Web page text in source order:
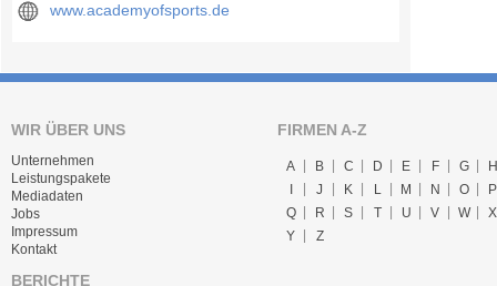
www.academyofsports.de
WIR ÜBER UNS
Unternehmen
Leistungspakete
Mediadaten
Jobs
Impressum
Kontakt
BERICHTE
FIRMEN A-Z
A B C D E F G
H
J K L M N O
P
Q
R S T U V W
X
Y
Z